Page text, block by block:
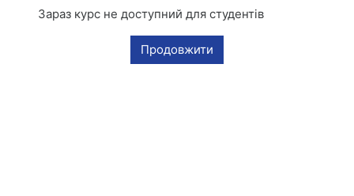
Зараз курс не доступний для студентів
Продовжити